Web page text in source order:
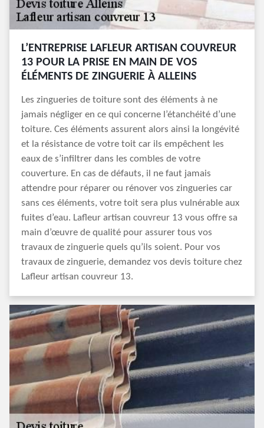
L’ENTREPRISE LAFLEUR ARTISAN COUVREUR
13 POUR LA PRISE EN MAIN DE VOS
ÉLÉMENTS DE ZINGUERIE À ALLEINS
Les zingueries de toiture sont des éléments à ne
jamais négliger en ce qui concerne l’étanchéité d’une
toiture. Ces éléments assurent alors ainsi la longévité
et la résistance de votre toit car ils empêchent les
eaux de s’infiltrer dans les combles de votre
couverture. En cas de défauts, il ne faut jamais
attendre pour réparer ou rénover vos zingueries car
sans ces éléments, votre toit sera plus vulnérable aux
fuites d’eau. Lafleur artisan couvreur 13 vous offre sa
main d’œuvre de qualité pour assurer tous vos
travaux de zinguerie quels qu’ils soient. Pour vos
travaux de zinguerie, demandez vos devis toiture chez
Lafleur artisan couvreur 13.